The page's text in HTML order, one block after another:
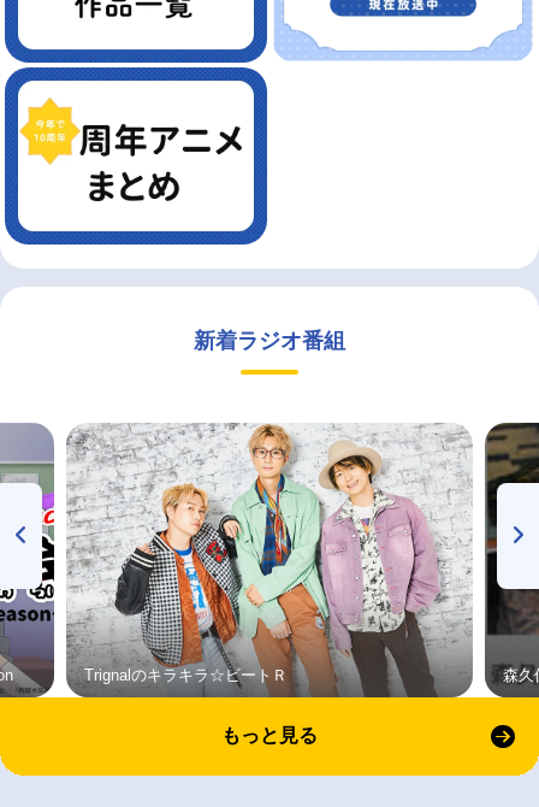
新着ラジオ番組
Trignalのキラキラ☆ビートＲ 森久
もっと見る